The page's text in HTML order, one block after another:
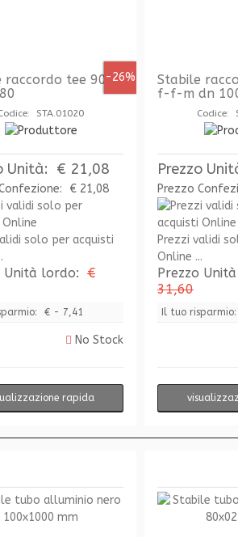
-26%
raccordo tee 90'
STA.01020
Unità: € 21,08
€ 21,08
solo per acquisti
Unità lordo: €
€ - 7,41
No Stock
rapida
Stabile
f-f-m dn
Codice:
Prezzo
Prezzo
Prezzi validi
Online ...
Prezzo
31,60
Il tuo risparmio: